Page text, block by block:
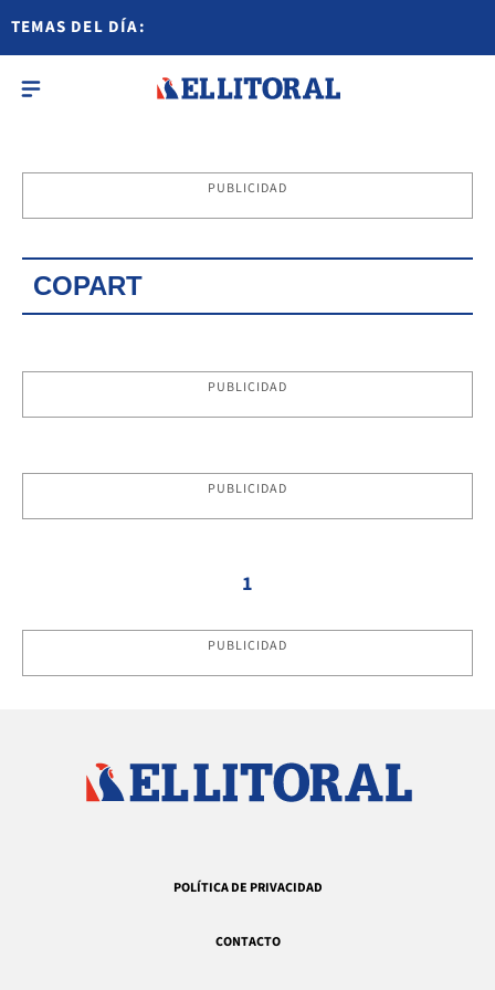
TEMAS DEL DÍA:
PUBLICIDAD
COPART
PUBLICIDAD
PUBLICIDAD
1
PUBLICIDAD
POLÍTICA DE PRIVACIDAD
CONTACTO